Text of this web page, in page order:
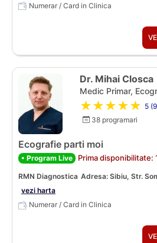
Numerar / Card in Clinica
Dr. Mihai Closca
Medic Primar,
★★★★★ 5
38 programari
Ecografie parti moi
• Program Live Prima disponibilitate:
RMN Diagnostica Adresa: Sibiu, Str.
vezi harta
Numerar / Card in Clinica